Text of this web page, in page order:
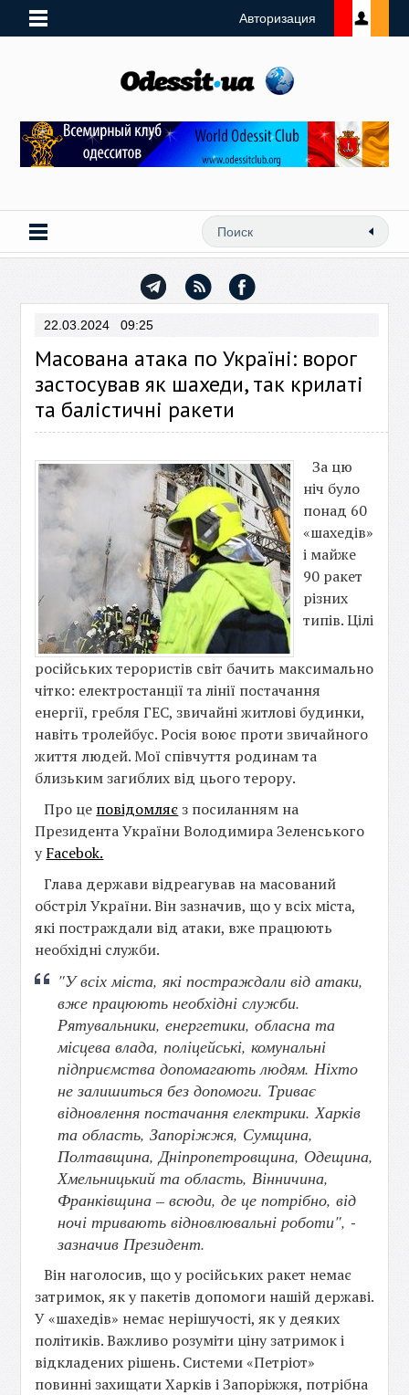
Авторизация
22.03.2024 09:25
Масована атака по Україні: ворог
застосував як шахеди, так крилаті
та балістичні ракети
За цю
ніч було
понад 60
«шахедів»
і майже
90 ракет
різних
типів. Цілі
російських терористів світ бачить максимально
чітко: електростанції та лінії постачання
енергії, гребля ГЕС, звичайні житлові будинки,
навіть тролейбус. Росія воює проти звичайного
життя людей. Мої співчуття родинам та
близьким загиблих від цього терору.
Про це повідомляєз посиланням на
Президента України Володимира Зеленського
у Facebok.
Глава держави відреагував на масований
обстріл України. Він зазначив, що у всіх міста,
які постраждали від атаки, вже працюють
необхідні служби.
"У всіх міста, які постраждали від атаки,
вже працюють необхідні служби.
Рятувальники, енергетики, обласна та
місцева влада, поліцейські, комунальні
підприємства допомагають людям. Ніхто
не залишиться без допомоги. Триває
відновлення постачання електрики. Харків
та область, Запоріжжя, Сумщина,
Полтавщина, Дніпропетровщина, Одещина,
Хмельницький та область, Вінничина,
Франківщина – всюди, де це потрібно, від
ночі тривають відновлювальні роботи", -
зазначив Президент.
Він наголосив, що у російських ракет немає
затримок, як у пакетів допомоги нашій державі.
У «шахедів» немає нерішучості, як у деяких
політиків. Важливо розуміти ціну затримок і
відкладених рішень. Системи «Петріот»
повинні захищати Харків і Запоріжжя, потрібна